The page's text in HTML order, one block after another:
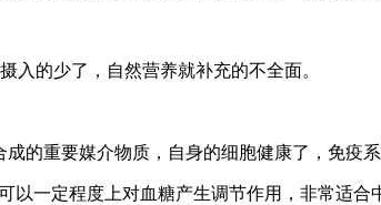
入的少了，自然营养就补充的不全面。
的重要媒介物质，自身的细胞健康了，免疫
以一定程度上对血糖产生调节作用，非常适